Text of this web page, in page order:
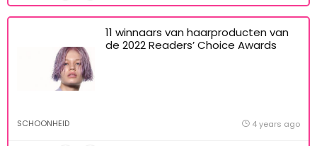
11 winnaars van haarproducten van
de 2022 Readers’ Choice Awards
SCHOONHEID 4 years ago